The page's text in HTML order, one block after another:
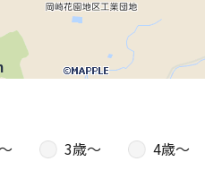
3歳〜 4歳〜